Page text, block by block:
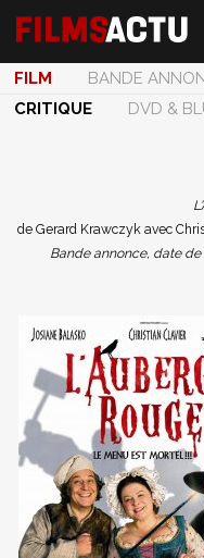
FILM BANDE
CRITIQUE
DVD &
de Gerard Krawczyk avec
Bande annonce, date